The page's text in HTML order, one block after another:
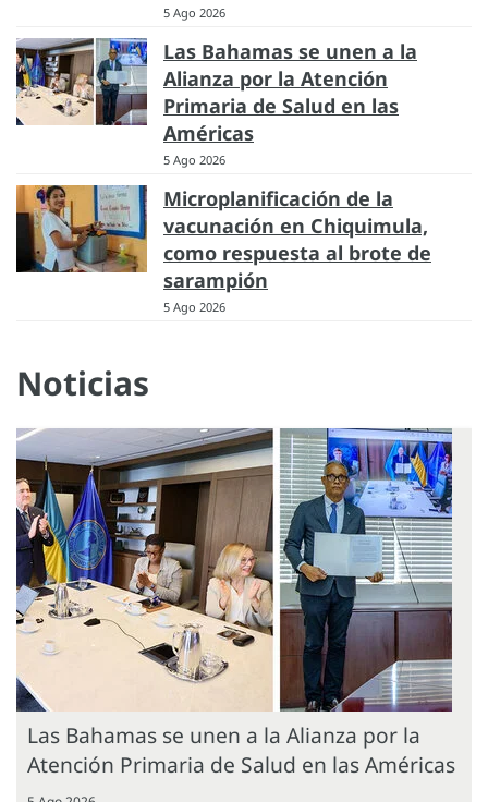
5 Ago 2026
Las Bahamas se unen a la
Alianza por la Atención
Primaria de Salud en las
Américas
5 Ago 2026
Microplanificación de la
vacunación en Chiquimula,
como respuesta al brote de
sarampión
5 Ago 2026
Noticias
Las Bahamas se unen a la Alianza por la
Atención Primaria de Salud en las Américas